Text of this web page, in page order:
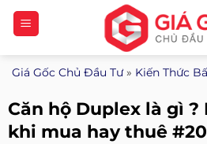
Bỏ
qua
nội
dung
Giá Gốc Chủ Đầu Tư» Kiến Thức
Căn hộ Duplex là gì
khi mua hay thuê